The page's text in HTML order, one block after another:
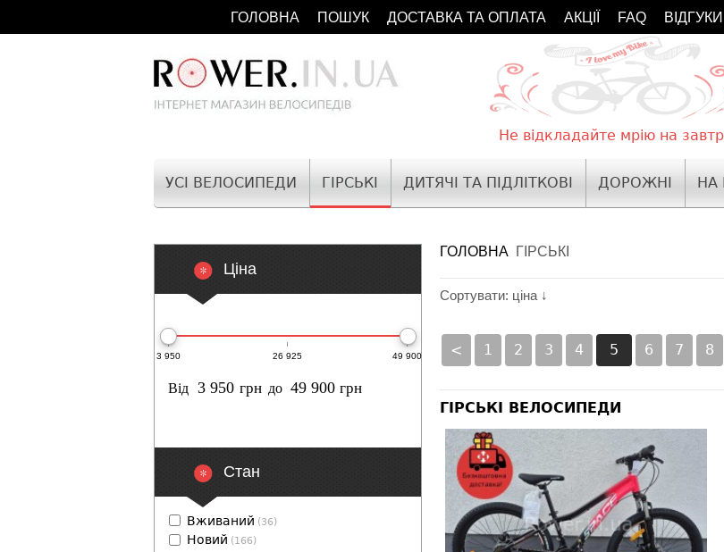
ВІДГУКИ
FAQ
АКЦІЇ
ДОСТАВКА ТА ОПЛАТА
ПОШУК
ГОЛОВНА
Не відкладайте мрію на
УСІ ВЕЛОСИПЕДИ ГІРСЬКІ ДИТЯЧІ ТА ПІДЛІТКОВІ ДОРОЖНІ НА
ГОЛОВНА ГІРСЬКІ
Сортувати: ціна ↓
< 1 2 3 4 5 6 7 8
ГІРСЬКІ ВЕЛОСИПЕДИ
Ціна
3 950 26 925 49 900
Від грн до грн
Cтан
Вживаний (36)
Новий (166)